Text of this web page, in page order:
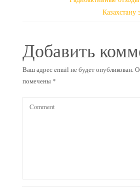
Казахстану
Добавить
Ваш адрес email не будет опубликован.
помечены *